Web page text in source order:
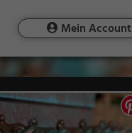
Mein Account